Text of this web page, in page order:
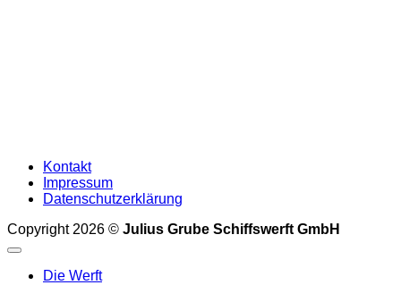
Kontakt
Impressum
Datenschutzerklärung
Copyright 2026 © Julius Grube Schiffswerft GmbH
Die Werft